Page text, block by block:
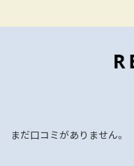
まだ口コミがありません。